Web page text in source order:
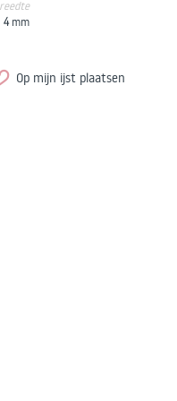
4 mm
Op mijn ijst plaatsen